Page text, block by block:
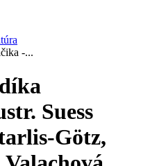
-...
Suess
Götz,